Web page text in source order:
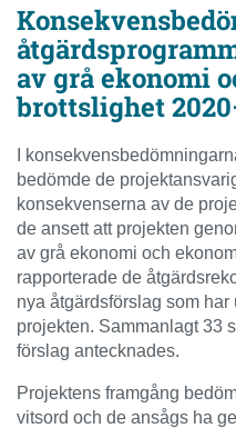
av grå ekonomi
brottslighet
I
bedömde de
konsekvenserna av de
de ansett att projekten
av grå ekonomi och
rapporterade de
nya åtgärdsförslag som
projekten. Sammanlagt 33
förslag antecknades.
Projektens framgång
vitsord och de ansågs ha